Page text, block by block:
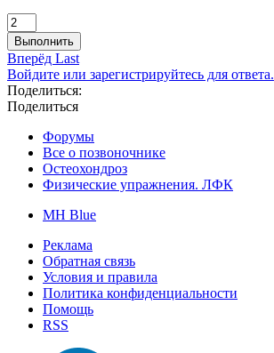
Выполнить
Вперёд Last
Войдите или зарегистрируйтесь для ответа.
Поделиться:
Поделиться
Форумы
Все о позвоночнике
Остеохондроз
Физические упражнения. ЛФК
MH Blue
Реклама
Обратная связь
Условия и правила
Политика конфиденциальности
Помощь
RSS